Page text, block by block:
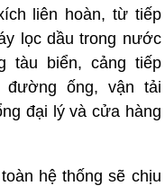
liên hoàn, từ tiếp
lọc dầu trong nước
tàu biển, cảng tiếp
đường ống, vận tải
đại lý và cửa hàng
hệ thống sẽ chịu